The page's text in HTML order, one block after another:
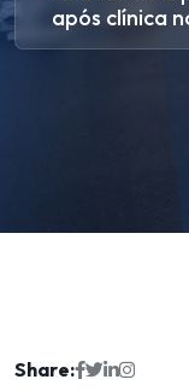
após clínica
Share: